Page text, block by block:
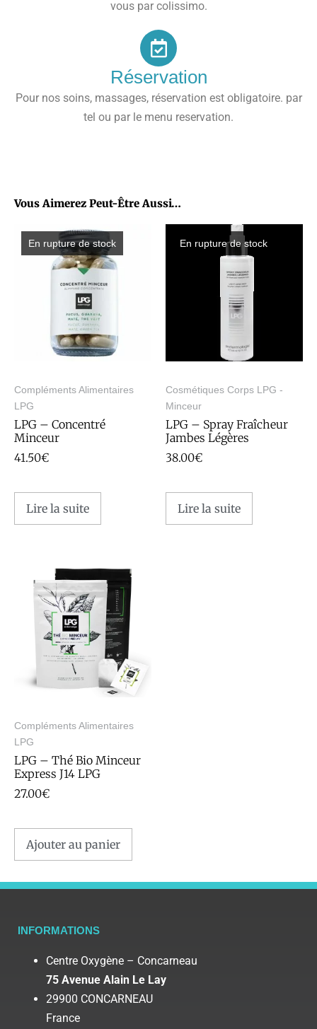
Vous Aimerez Peut-Être Aussi…
En rupture de stock
Compléments Alimentaires
LPG
LPG – Concentré
Minceur
41.50€
Lire la suite
En rupture de stock
Cosmétiques Corps LPG -
Minceur
LPG – Spray Fraîcheur
Jambes Légères
38.00€
Lire la suite
Compléments Alimentaires
LPG
LPG – Thé Bio Minceur
Express J14 LPG
27.00€
Ajouter au panier
vous par colissimo.
Réservation
Pour nos soins, massages, réservation est obligatoire. par
tel ou par le menu reservation.
INFORMATIONS
Centre Oxygène – Concarneau
75 Avenue Alain Le Lay
29900 CONCARNEAU
France